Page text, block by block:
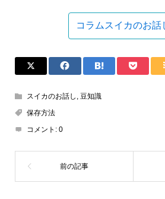
コラムスイカのお話
スイカのお話し , 豆知識
保存方法
コメント: 0